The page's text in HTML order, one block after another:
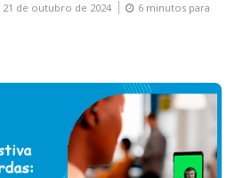
21 de outubro de 2024
6 minutos para